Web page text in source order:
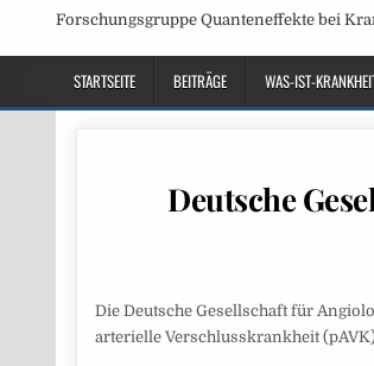
Forschungsgruppe Quanteneffekte bei
STARTSEITE BEITRÄGE WAS-IST-
Deutsche
Die Deutsche Gesellschaft für
arterielle Verschlusskrankheit